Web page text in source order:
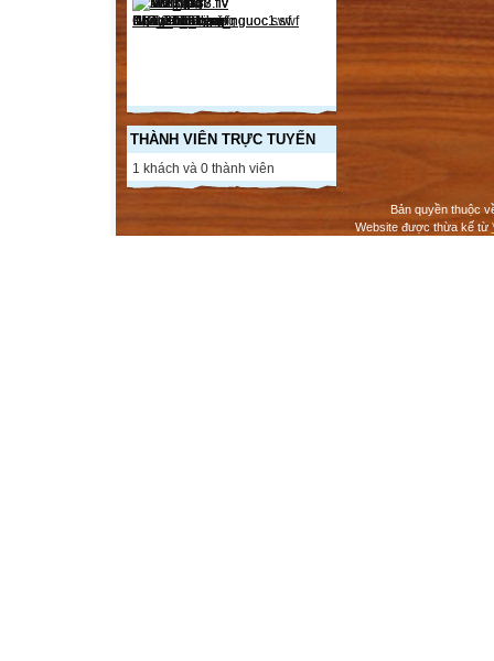
THÀNH VIÊN TRỰC TUYẾN
1 khách và 0 thành viên
Bản quyền thuộc
Website được thừa kế từ